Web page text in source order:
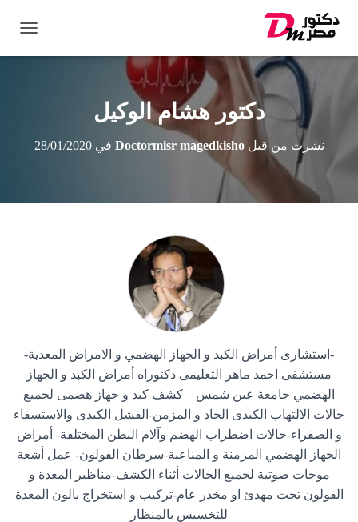
ب
دكتور هشام الوكيل
نشرت من قبلDoctormisr magedkisho في28/01/2020
-استشارى أمراض الكبد و الجهاز الهضمي و الامراض المعدية-
مستشفى احمد ماهر التعليمى دكتوراه أمراض الكبد و الجهاز
الهضمي جامعة عين شمس – كشف كبد و جهاز هضمى لجميع
حالات الالتهاب الكبدى الحاد و المزمن-الفشل الكبدى والاستسقاء
و الصفراء-حالات اضطراب الهضم وآلام البطن المختلفة- أمراض
الجهاز الهضمي المزمنة و المناعية-سرطان القولون- عمل أشعة
موجات صوتية لجميع الحالات أثناء الكشف-مناظير المعدة و
القولون تحت مهدئ او مخدر عام-تركيب و استخراج بالون المعدة
للتخسيس بالمنظار